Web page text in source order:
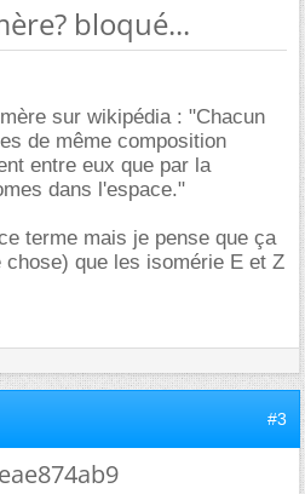
bloqué...
sur wikipédia : "Chacun
de même composition
entre eux que par la
dans l'espace."
terme mais je pense que ça
que les isomérie E et Z
#3